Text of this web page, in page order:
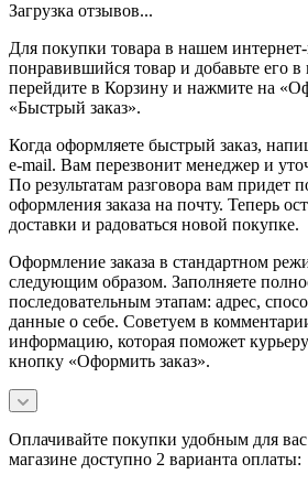
Загрузка отзывов...
Для покупки товара в нашем
понравившийся товар и добавьте его в
перейдите в Корзину и нажмите на
«Быстрый заказ».
Когда оформляете быстрый заказ,
e-mail. Вам перезвонит менеджер и
По результатам разговора вам придет
оформления заказа на почту. Теперь
доставки и радоваться новой покупке.
Оформление заказа в стандартном
следующим образом. Заполняете
последовательным этапам: адрес,
данные о себе. Советуем в
информацию, которая поможет
кнопку «Оформить заказ».
Оплачивайте покупки удобным для
магазине доступно 2 варианта оплаты: